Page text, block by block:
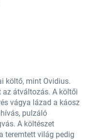
költő, mint Ovidius.
átváltozás. A költői
vágya lázad a káosz
pulzáló
A költészet
teremtett világ pedig